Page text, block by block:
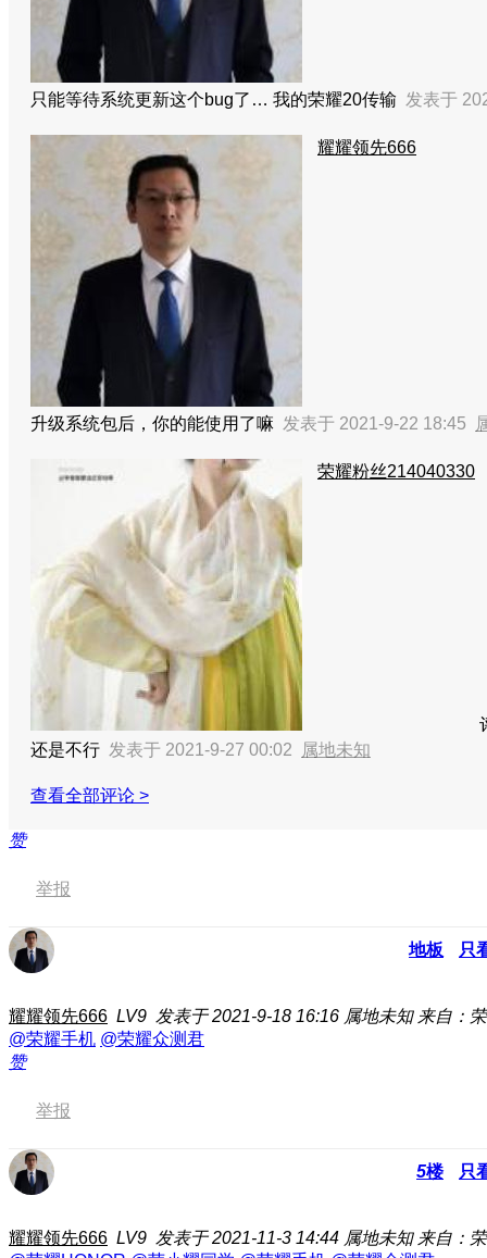
只能等待系统更新这个bug了… 我的荣耀20传输 发表于
耀耀领先666
升级系统包后，你的能使用了嘛 发表于 2021-9-22 18:45
荣耀粉丝214040330
还是不行 发表于 2021-9-27 00:02 属地未知
查看全部评论 >
赞
举报
地板 只
耀耀领先666 LV9 发表于 2021-9-18 16:16 属地未知 来自：
@荣耀手机 @荣耀众测君
赞
举报
5楼 只
耀耀领先666 LV9 发表于 2021-11-3 14:44 属地未知 来自：